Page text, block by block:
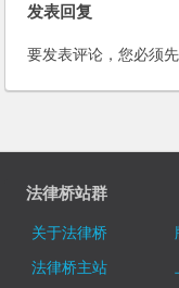
发表回复
要发表评论，您必须先
法律桥站群
关于法律桥
法律桥主站